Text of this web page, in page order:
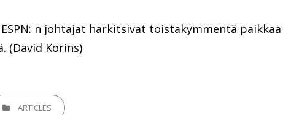
n johtajat harkitsivat toistakymmentä paikkaa
(David Korins)
ARTICLES